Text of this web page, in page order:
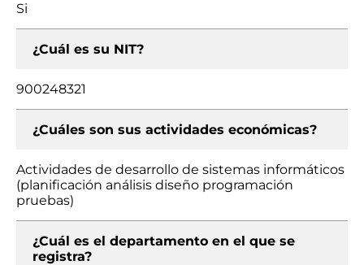
Si
¿Cuál es su NIT?
900248321
¿Cuáles son sus actividades económicas?
Actividades de desarrollo de sistemas informáticos
(planificación análisis diseño programación
pruebas)
¿Cuál es el departamento en el que se
registra?